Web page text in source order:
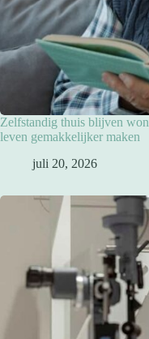
Zelfstandig thuis blijven
leven gemakkelijker maken
juli 20, 2026